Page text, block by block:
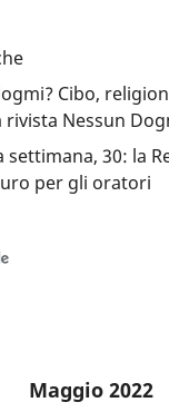
Cibo,
rivista Nessun
settimana, 30: la
per gli oratori
Maggio 2022